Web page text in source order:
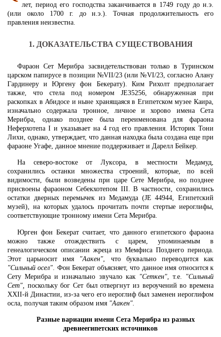
лет, период его господства заканчивается в 1749 году до н.э.
(или около 1700 г. до н.э.). Точная продолжительность его
правления неизвестна.
1. ДОКАЗАТЕЛЬСТВА СУЩЕСТВОВАНИЯ
Фараон Сет Мерибра засвидетельствован только в Туринском
царском папирусе в позиции №VII/23 (или №VI/23, согласно Алану
Гардинеру и Юргену фон Бекерату). Ким Рихолт предполагает
также, что стела под номером JE35256, обнаруженная при
раскопках в Абидосе и ныне хранящаяся в Египетском музее Каира,
изначально содержала тронное, личное и хорово имена Сета
Мерибра, однако позднее была переименована для фараона
Неферхотепа I и указывает на 4 год его правления. Историк Тони
Лихи, однако, утверждает, что данная находка была создана еще при
фараоне Угафе, данное мнение поддерживает и Дарелл Бейкер.
На северо-востоке от Луксора, в местности Медамуд,
сохранились останки множества строений, которые, по всей
видимости, были возведены при царе Сете Мерибра, но позднее
присвоены фараоном Себекхотепом III. В частности, сохранились
остатки дверных перемычек из Медамуда (JE 44944, Египетский
музей), на которых удалось прочитать почти стертые иероглифы,
соответствующие тронному имени Сета Мерибра.
Юрген фон Бекерат считает, что данного египетского фараона
можно также отождествить с царем, упоминаемым в
генеалогическом описании жреца из Мемфиса Позднего периода.
Этот царьносит имя "Аакен" , что буквально переводится как
"Сильный осел" . Фон Бекерат объясняет, что данное имя относится к
Сету Мерибра и изначально звучало как "Сеткен", т.е. "Сильный
Сет",
поскольку бог Сет был отвергнут из вероучений во времена
XXII-й Династии, из-за чего его иероглиф был заменен иероглифом
осла, получая таким образом имя "Аакен".
Разные вариации имени Сета Мерибра из разных
древнеегипетских источников